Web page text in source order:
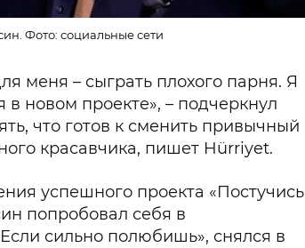
Фото: социальные сети
меня – сыграть плохого парня. Я
в новом проекте», – подчеркнул
что готов к сменить привычный
красавчика, пишет Hürriyet.
успешного проекта «Постучись
попробовал себя в
сильно полюбишь», снялся в